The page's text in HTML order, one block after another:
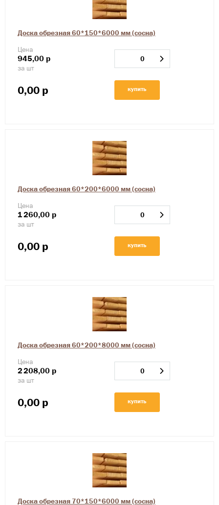
Доска обрезная 60*150*6000 мм (сосна)
Цена
945,00 р
за шт
0,00 р купить
Доска обрезная 60*200*6000 мм (сосна)
Цена
1260,00 р
за шт
0,00 р купить
Доска обрезная 60*200*8000 мм (сосна)
Цена
2208,00 р
за шт
0,00 р купить
Доска обрезная 70*150*6000 мм (сосна)